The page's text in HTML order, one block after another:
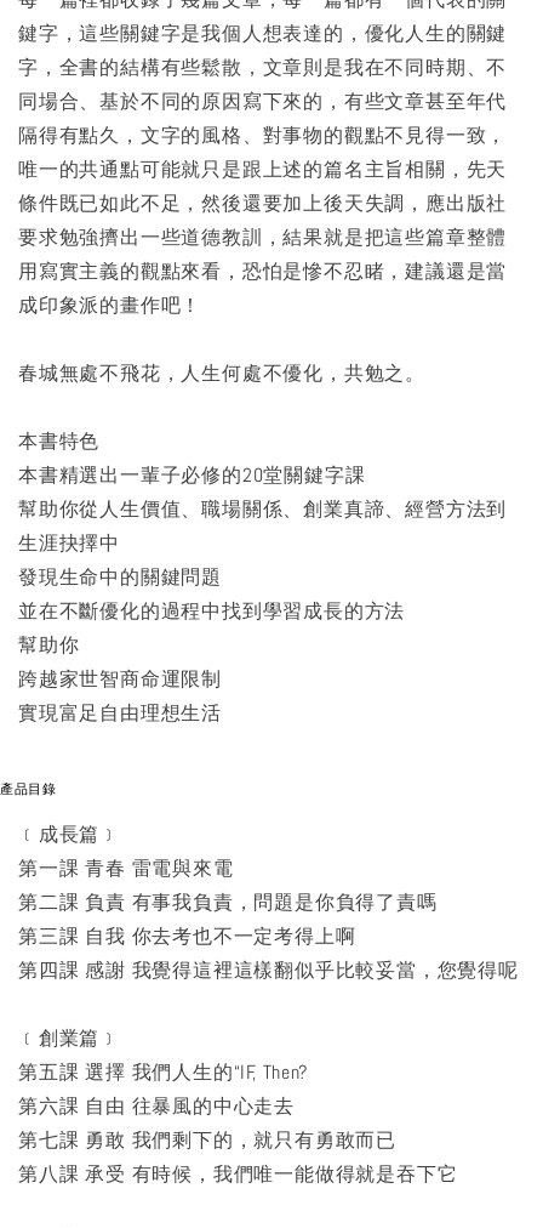
鍵字，這些關鍵字是我個人想表達的，優化人生的關鍵
字，全書的結構有些鬆散，文章則是我在不同時期、不
同場合、基於不同的原因寫下來的，有些文章甚至年代
隔得有點久，文字的風格、對事物的觀點不見得一致，
唯一的共通點可能就只是跟上述的篇名主旨相關，先天
條件既已如此不足，然後還要加上後天失調，應出版社
要求勉強擠出一些道德教訓，結果就是把這些篇章整體
用寫實主義的觀點來看，恐怕是慘不忍睹，建議還是當
成印象派的畫作吧！
春城無處不飛花，人生何處不優化，共勉之。
本書特色
本書精選出一輩子必修的20堂關鍵字課
幫助你從人生價值、職場關係、創業真諦、經營方法到
生涯抉擇中
發現生命中的關鍵問題
並在不斷優化的過程中找到學習成長的方法
幫助你
跨越家世智商命運限制
實現富足自由理想生活
產品目錄
﹝成長篇﹞
第一課 青春 雷電與來電
第二課 負責 有事我負責，問題是你負得了責嗎
第三課 自我 你去考也不一定考得上啊
第四課 感謝 我覺得這裡這樣翻似乎比較妥當，您覺得呢
﹝創業篇﹞
第五課 選擇 我們人生的“IF, Then?
第六課 自由 往暴風的中心走去
第七課 勇敢 我們剩下的，就只有勇敢而已
第八課 承受 有時候，我們唯一能做得就是吞下它